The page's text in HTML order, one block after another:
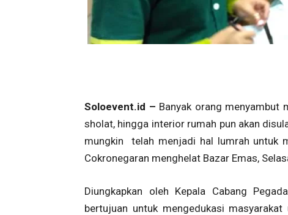
Soloevent.id – Banyak orang menyambut
sholat, hingga interior rumah pun akan
mungkin telah menjadi hal lumrah untuk
Cokronegaran menghelat Bazar Emas,
Diungkapkan oleh Kepala Cabang
bertujuan untuk mengedukasi